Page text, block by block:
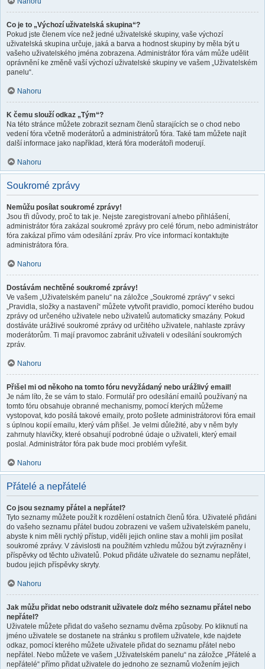
Co je to „Výchozí uživatelská skupina“?
Pokud jste členem více než jedné uživatelské skupiny, vaše výchozí
uživatelská skupina určuje, jaká a barva a hodnost skupiny by měla být u
vašeho uživatelského jména zobrazena. Administrátor fóra vám může udělit
oprávnění ke změně vaší výchozí uživatelské skupiny ve vašem „Uživatelském
panelu“.
Nahoru
K čemu slouží odkaz „Tým“?
Na této stránce můžete zobrazit seznam členů starajících se o chod nebo
vedení fóra včetně moderátorů a administrátorů fóra. Také tam můžete najít
další informace jako například, která fóra moderátoři moderují.
Nahoru
Soukromé zprávy
Nemůžu posílat soukromé zprávy!
Jsou tři důvody, proč to tak je. Nejste zaregistrovaní a/nebo přihlášení,
administrátor fóra zakázal soukromé zprávy pro celé fórum, nebo administrátor
fóra zakázal přímo vám odesílání zpráv. Pro více informací kontaktujte
administrátora fóra.
Nahoru
Dostávám nechtěné soukromé zprávy!
Ve vašem „Uživatelském panelu“ na záložce „Soukromé zprávy“ v sekci
„Pravidla, složky a nastavení“ můžete vytvořit pravidlo, pomocí kterého budou
zprávy od určeného uživatele nebo uživatelů automaticky smazány. Pokud
dostáváte urážlivé soukromé zprávy od určitého uživatele, nahlaste zprávy
moderátorům. Ti mají pravomoc zabránit uživateli v odesílání soukromých
zpráv.
Nahoru
Přišel mi od někoho na tomto fóru nevyžádaný nebo urážlivý email!
Je nám líto, že se vám to stalo. Formulář pro odesílání emailů používaný na
tomto fóru obsahuje obranné mechanismy, pomocí kterých můžeme
vystopovat, kdo posílá takové emaily, proto pošlete administrátorovi fóra email
s úplnou kopií emailu, který vám přišel. Je velmi důležité, aby v něm byly
zahrnuty hlavičky, které obsahují podrobné údaje o uživateli, který email
poslal. Administrátor fóra pak bude moci problém vyřešit.
Nahoru
Přátelé a nepřátelé
Co jsou seznamy přátel a nepřátel?
Tyto seznamy můžete použít k rozdělení ostatních členů fóra. Uživatelé přidáni
do vašeho seznamu přátel budou zobrazeni ve vašem uživatelském panelu,
abyste k nim měli rychlý přístup, viděli jejich online stav a mohli jim posílat
soukromé zprávy. V závislosti na použitém vzhledu můžou být zvýrazněny i
příspěvky od těchto uživatelů. Pokud přidáte uživatele do seznamu nepřátel,
budou jejich příspěvky skryty.
Nahoru
Jak můžu přidat nebo odstranit uživatele do/z mého seznamu přátel nebo
nepřátel?
Uživatele můžete přidat do vašeho seznamu dvěma způsoby. Po kliknutí na
jméno uživatele se dostanete na stránku s profilem uživatele, kde najdete
odkaz, pomocí kterého můžete uživatele přidat do seznamu přátel nebo
nepřátel. Nebo můžete ve vašem „Uživatelském panelu“ na záložce „Přátelé a
nepřátelé“ přímo přidat uživatele do jednoho ze seznamů vložením jejich